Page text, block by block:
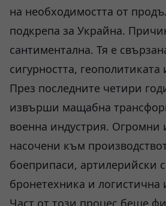
на необходимостта от
подкрепа за Украйна.
сантиментална. Тя е
сигурността,
През последните четири
извърши мащабна
военна индустрия. Огромни
насочени към
боеприпаси, артилерийски
бронетехника и логистична
Част от този процес беше